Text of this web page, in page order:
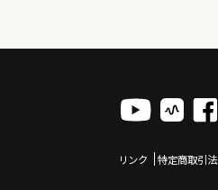
リンク 特定商取引法